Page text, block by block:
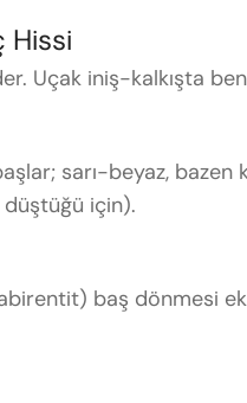
Hissi
Uçak iniş-kalkışta
sarı-beyaz, bazen
düştüğü için).
baş dönmesi